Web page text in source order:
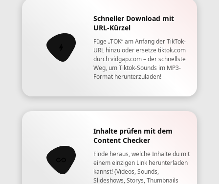
Schneller Download mit
URL-Kürzel
Füge „TOK“ am Anfang der TikTok-
URL hinzu oder ersetze tiktok.com
durch vidgap.com – der schnellste
Weg, um Tiktok-Sounds im MP3-
Format herunterzuladen!
Inhalte prüfen mit dem
Content Checker
Finde heraus, welche Inhalte du mit
einem einzigen Link herunterladen
kannst! (Videos, Sounds,
Slideshows, Storys, Thumbnails